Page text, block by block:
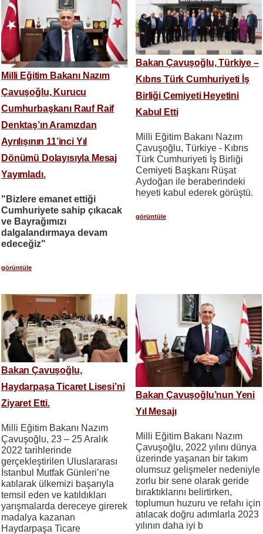
Milli Eğitim Bakanı Nazım
Çavuşoğlu, Kurucu
Cumhurbaşkanı Rauf Raif
Denktaş’ın Aramızdan
Ayrılışının 11’inci Yıl
Dönümü Dolayısıyla Mesaj
Yayımladı.
"Bizlere emanet ettiği
Cumhuriyete sahip çıkacak
ve Bayrağımızı
dalgalandırmaya devam
edeceğiz"
görüntüle
Bakan Çavuşoğlu, Türkiye –
Kıbrıs Türk Cumhuriyeti İş
Birliği Cemiyeti Heyetini
Kabul Etti
Milli Eğitim Bakanı Nazım
Çavuşoğlu, Türkiye - Kıbrıs
Türk Cumhuriyeti İş Birliği
Cemiyeti Başkanı Rüşat
Aydoğan ile beraberindeki
heyeti kabul ederek görüştü.
görüntüle
Bakan Çavuşoğlu,
Haydarpaşa Ticaret Lisesi’ni
Ziyaret Etti.
Milli Eğitim Bakanı Nazım
Çavuşoğlu, 23 – 25 Aralık
2022 tarihlerinde
gerçekleştirilen Uluslararası
İstanbul Mutfak Günleri’ne
katılarak ülkemizi başarıyla
temsil eden ve katıldıkları
yarışmalarda dereceye girerek
madalya kazanan
Haydarpaşa Ticare
Bakan Çavuşoğlu’nun Yeni
Yıl Mesajı
Milli Eğitim Bakanı Nazım
Çavuşoğlu, 2022 yılını dünya
üzerinde yaşanan bir takım
olumsuz gelişmeler nedeniyle
zorlu bir sene olarak geride
bıraktıklarını belirtirken,
toplumun huzuru ve refahı için
atılacak doğru adımlarla 2023
yılının daha iyi b